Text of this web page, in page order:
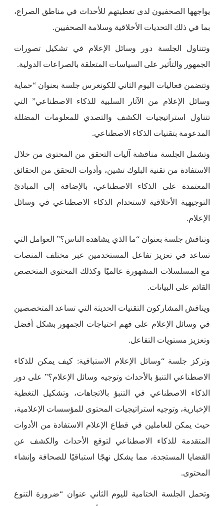
يواجهها الصحفيون لدى تغطيتهم للأحداث في مناطق الصراع،
بما في ذلك التحديات الأخلاقية وسلامة الصحفيين.
وتتناول الجلسة دور وسائل الإعلام في تشكيل تصورات
الجمهور والتأثير على السياسات المتعلقة بالصراعات الدولية.
وتتضمن فعاليات اليوم الثاني للكونغرس جلسة بعنوان “حماية
وسائل الإعلام من الآثار السلبية للذكاء الاصطناعي” التي
تتناول استراتيجيات الكشف والتصدي للمعلومات المضللة
المدعومة بتقنيات الذكاء الاصطناعي.
وتشمل الجلسة مناقشة آليات التحقق من المحتوى من خلال
الاستفادة من تقنية البلوك تشين، وأدوات التحقق من الحقائق
المعتمدة على الذكاء الاصطناعي، بالإضافة إلى المبادئ
التوجيهية الأخلاقية لاستخدام الذكاء الاصطناعي في وسائل
الإعلام.
وتناقش جلسة بعنوان “ما الذي يشاهده الناس؟” العوامل التي
تساعد في تعزيز تفاعل المستخدمين عبر مختلف المنصات
مع المسلسلات المشهورة عالميًا وكذلك المحتوى المتخصص
القائم على البيانات.
ويناقش المشاركون التقنيات الحديثة التي تساعد المتخصصين
في وسائل الإعلام على فهم احتياجات الجمهور بشكل أفضل
وتعزيز مستويات التفاعل.
وتركز جلسة “وسائل الإعلام الاستباقية: كيف يمكن للذكاء
الاصطناعي التنبؤ بالأحداث وتوجيه وسائل الإعلام؟” على دور
الذكاء الاصطناعي في التنبؤ بالاتجاهات، وتشكيل التغطية
الإخبارية، وتوجيه استراتيجيات المحتوى للمؤسسات الإعلامية،
حيث يمكن للعاملين في قطاع الإعلام الاستفادة من الأدوات
المتقدمة للذكاء الاصطناعي لتوقع الأحداث والكشف عن
القضايا المستجدة، مما يشكل نهجًا استباقيًا للصحافة وإنشاء
المحتوى.
وتحمل الجلسة الختامية لليوم الثاني عنوان “ضرورة التنوع